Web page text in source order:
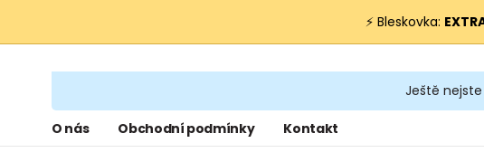
⚡ Bleskovka:
Ještě
O nás Obchodní podmínky Kontakt